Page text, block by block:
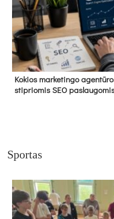
Kokios marketingo
stipriomis SEO
Sportas